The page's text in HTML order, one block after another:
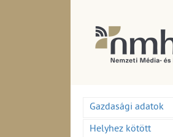
Gazdasági adatok
Helyhez kötött